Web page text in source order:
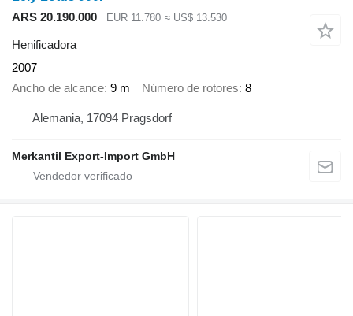
ARS 20.190.000
EUR 11.780 ≈ US$ 13.530
Henificadora
2007
Ancho de alcance 9 m Número de rotores 8
Alemania, 17094 Pragsdorf
Merkantil Export-Import GmbH